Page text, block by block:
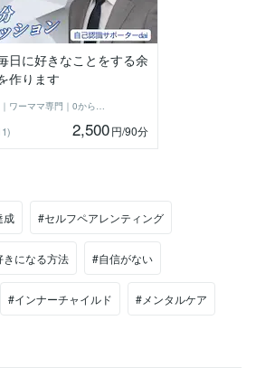
日に好きなことをする余
作ります
だい｜ワーママ専門｜0から見直す本音人生
2,500円/90分
成 #セルフペアレンティング
きになる方法 #自信がない
#インナーチャイルド #メンタルケア